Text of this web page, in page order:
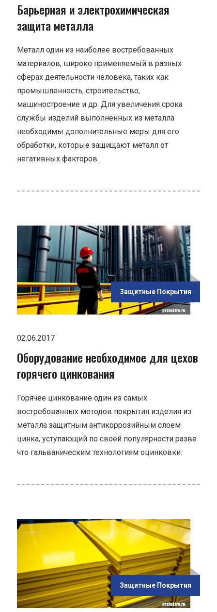
Барьерная и электрохимическая
защита металла
Металл один из наиболее востребованных
материалов, широко применяемый в разных
сферах деятельности человека, таких как
промышленность, строительство,
машиностроение и др. Для увеличения срока
службы изделий выполненных из металла
необходимы дополнительные меры для его
обработки, которые защищают металл от
негативных факторов.
Защитные Покрытия
02.06.2017
Оборудование необходимое для цехов
горячего цинкования
Горячее цинкование один из самых
востребованных методов покрытия изделия из
металла защитным антикоррозийным слоем
цинка, уступающий по своей популярности разве
что гальваническим технологиям оцинковки.
Защитные Покрытия